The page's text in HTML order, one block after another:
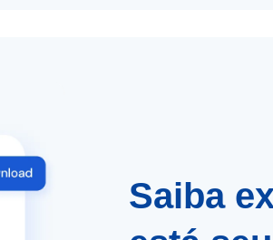
Saiba